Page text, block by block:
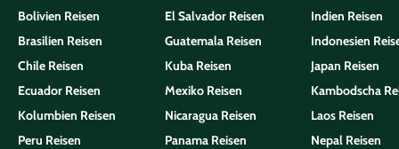
Bolivien Reisen
Brasilien Reisen
Chile Reisen
Ecuador Reisen
Kolumbien Reisen
Peru Reisen
El Salvador Reisen
Guatemala Reisen
Kuba Reisen
Mexiko Reisen
Nicaragua Reisen
Panama Reisen
Indien Reisen
Indonesien
Japan Reisen
Kambodscha
Laos Reisen
Nepal Reisen